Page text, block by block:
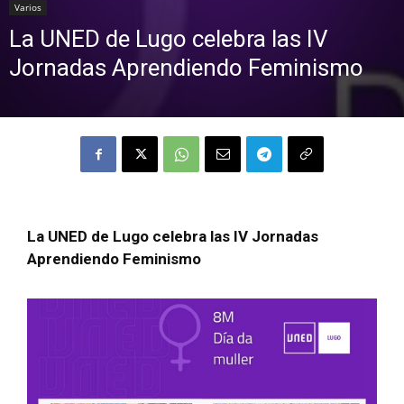
Varios
La UNED de Lugo celebra las IV
Jornadas Aprendiendo Feminismo
La UNED de Lugo celebra las IV Jornadas
Aprendiendo Feminismo